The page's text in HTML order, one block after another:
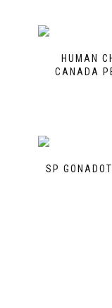
HUMAN
CANADA
SP